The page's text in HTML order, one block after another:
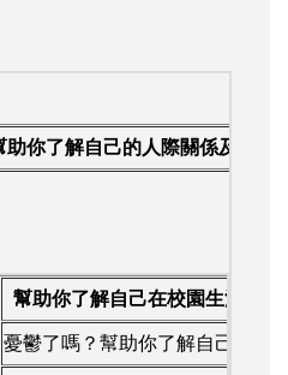
助你了解自己的人際關係及與他
幫助你了解自己在校園生活中的
憂鬱了嗎？幫助你了解自己的心